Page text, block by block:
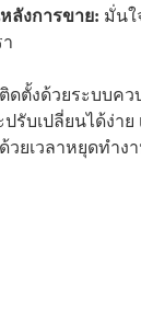
ลังการขาย: มั่นใ
ติดตั้งด้วยระบบค
รับเปลี่ยนได้ง่า
วยเวลาหยุดทำง